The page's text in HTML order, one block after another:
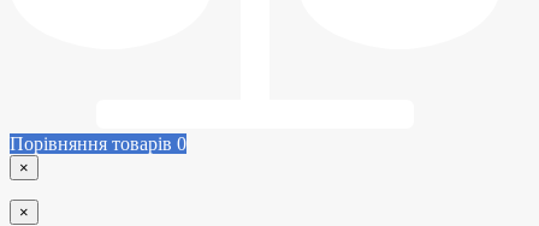
Порівняння товарів 0
×
×